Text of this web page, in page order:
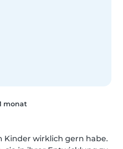
monat
Kinder wirklich gern habe.